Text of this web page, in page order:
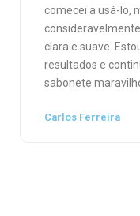
comecei a usá-lo,
clara e suave.
resultados e
sabonete
Carlos Ferreira